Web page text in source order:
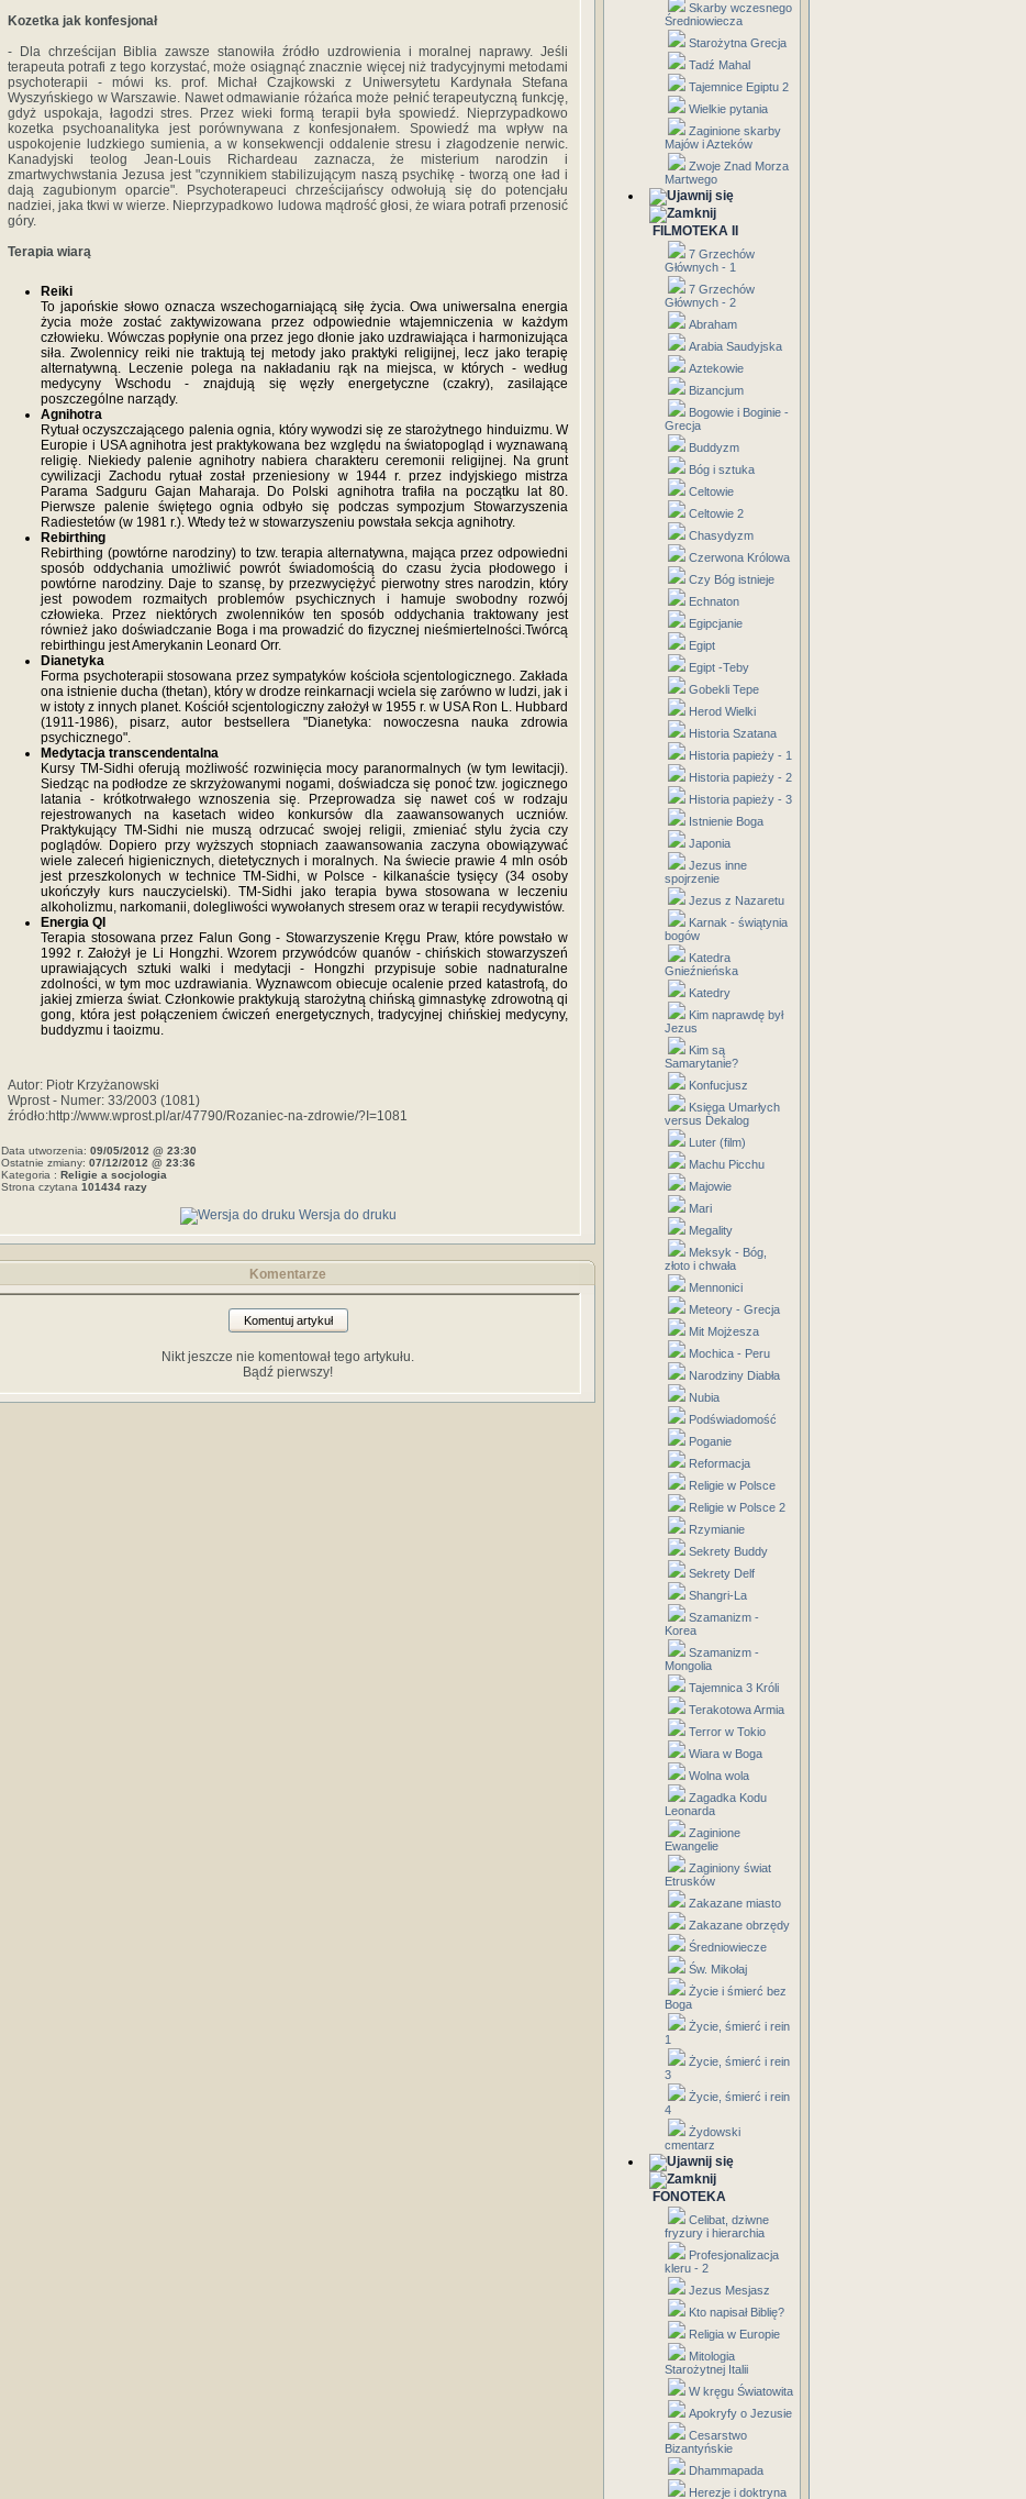
Kozetka jak konfesjonał
- Dla chrześcijan Biblia zawsze stanowiła źródło uzdrowienia i moralnej naprawy. Jeśli
terapeuta potrafi z tego korzystać, może osiągnąć znacznie więcej niż tradycyjnymi metodami
psychoterapii - mówi ks. prof. Michał Czajkowski z Uniwersytetu Kardynała Stefana
Wyszyńskiego w Warszawie. Nawet odmawianie różańca może pełnić terapeutyczną funkcję,
gdyż uspokaja, łagodzi stres. Przez wieki formą terapii była spowiedź. Nieprzypadkowo
kozetka psychoanalityka jest porównywana z konfesjonałem. Spowiedź ma wpływ na
uspokojenie ludzkiego sumienia, a w konsekwencji oddalenie stresu i złagodzenie nerwic.
Kanadyjski teolog Jean-Louis Richardeau zaznacza, że misterium narodzin i
zmartwychwstania Jezusa jest "czynnikiem stabilizującym naszą psychikę - tworzą one ład i
dają zagubionym oparcie". Psychoterapeuci chrześcijańscy odwołują się do potencjału
nadziei, jaka tkwi w wierze. Nieprzypadkowo ludowa mądrość głosi, że wiara potrafi przenosić
góry.
Terapia wiarą
Reiki
To japońskie słowo oznacza wszechogarniającą siłę życia. Owa uniwersalna energia
życia może zostać zaktywizowana przez odpowiednie wtajemniczenia w każdym
człowieku. Wówczas popłynie ona przez jego dłonie jako uzdrawiająca i harmonizująca
siła. Zwolennicy reiki nie traktują tej metody jako praktyki religijnej, lecz jako terapię
alternatywną. Leczenie polega na nakładaniu rąk na miejsca, w których - według
medycyny Wschodu - znajdują się węzły energetyczne (czakry), zasilające
poszczególne narządy.
Agnihotra
Rytuał oczyszczającego palenia ognia, który wywodzi się ze starożytnego hinduizmu. W
Europie i USA agnihotra jest praktykowana bez względu na światopogląd i wyznawaną
religię. Niekiedy palenie agnihotry nabiera charakteru ceremonii religijnej. Na grunt
cywilizacji Zachodu rytuał został przeniesiony w 1944 r. przez indyjskiego mistrza
Parama Sadguru Gajan Maharaja. Do Polski agnihotra trafiła na początku lat 80.
Pierwsze palenie świętego ognia odbyło się podczas sympozjum Stowarzyszenia
Radiestetów (w 1981 r.). Wtedy też w stowarzyszeniu powstała sekcja agnihotry.
Rebirthing
Rebirthing (powtórne narodziny) to tzw. terapia alternatywna, mająca przez odpowiedni
sposób oddychania umożliwić powrót świadomością do czasu życia płodowego i
powtórne narodziny. Daje to szansę, by przezwyciężyć pierwotny stres narodzin, który
jest powodem rozmaitych problemów psychicznych i hamuje swobodny rozwój
człowieka. Przez niektórych zwolenników ten sposób oddychania traktowany jest
również jako doświadczanie Boga i ma prowadzić do fizycznej nieśmiertelności.Twórcą
rebirthingu jest Amerykanin Leonard Orr.
Dianetyka
Forma psychoterapii stosowana przez sympatyków kościoła scjentologicznego. Zakłada
ona istnienie ducha (thetan), który w drodze reinkarnacji wciela się zarówno w ludzi, jak i
w istoty z innych planet. Kościół scjentologiczny założył w 1955 r. w USA Ron L. Hubbard
(1911-1986), pisarz, autor bestsellera "Dianetyka: nowoczesna nauka zdrowia
psychicznego".
Medytacja transcendentalna
Kursy TM-Sidhi oferują możliwość rozwinięcia mocy paranormalnych (w tym lewitacji).
Siedząc na podłodze ze skrzyżowanymi nogami, doświadcza się ponoć tzw. jogicznego
latania - krótkotrwałego wznoszenia się. Przeprowadza się nawet coś w rodzaju
rejestrowanych na kasetach wideo konkursów dla zaawansowanych uczniów.
Praktykujący TM-Sidhi nie muszą odrzucać swojej religii, zmieniać stylu życia czy
poglądów. Dopiero przy wyższych stopniach zaawansowania zaczyna obowiązywać
wiele zaleceń higienicznych, dietetycznych i moralnych. Na świecie prawie 4 mln osób
jest przeszkolonych w technice TM-Sidhi, w Polsce - kilkanaście tysięcy (34 osoby
ukończyły kurs nauczycielski). TM-Sidhi jako terapia bywa stosowana w leczeniu
alkoholizmu, narkomanii, dolegliwości wywołanych stresem oraz w terapii recydywistów.
Energia QI
Terapia stosowana przez Falun Gong - Stowarzyszenie Kręgu Praw, które powstało w
1992 r. Założył je Li Hongzhi. Wzorem przywódców quanów - chińskich stowarzyszeń
uprawiających sztuki walki i medytacji - Hongzhi przypisuje sobie nadnaturalne
zdolności, w tym moc uzdrawiania. Wyznawcom obiecuje ocalenie przed katastrofą, do
jakiej zmierza świat. Członkowie praktykują starożytną chińską gimnastykę zdrowotną qi
gong, która jest połączeniem ćwiczeń energetycznych, tradycyjnej chińskiej medycyny,
buddyzmu i taoizmu.
Autor: Piotr Krzyżanowski
Wprost - Numer: 33/2003 (1081)
źródło:http://www.wprost.pl/ar/47790/Rozaniec-na-zdrowie/?I=1081
Data utworzenia: 09/05/2012 @ 23:30
Ostatnie zmiany: 07/12/2012 @ 23:36
Kategoria : Religie a socjologia
Strona czytana 101434 razy
Wersja do druku
Komentarze
Komentuj artykuł
Nikt jeszcze nie komentował tego artykułu.
Bądź pierwszy!
Skarby wczesnego
Średniowiecza
Starożytna Grecja
Tadź Mahal
Tajemnice Egiptu 2
Wielkie pytania
Zaginione skarby
Majów i Azteków
Zwoje Znad Morza
Martwego
FILMOTEKA II
7 Grzechów
Głównych - 1
7 Grzechów
Głównych - 2
Abraham
Arabia Saudyjska
Aztekowie
Bizancjum
Bogowie i Boginie -
Grecja
Buddyzm
Bóg i sztuka
Celtowie
Celtowie 2
Chasydyzm
Czerwona Królowa
Czy Bóg istnieje
Echnaton
Egipcjanie
Egipt
Egipt -Teby
Gobekli Tepe
Herod Wielki
Historia Szatana
Historia papieży - 1
Historia papieży - 2
Historia papieży - 3
Istnienie Boga
Japonia
Jezus inne
spojrzenie
Jezus z Nazaretu
Karnak - świątynia
bogów
Katedra
Gnieźnieńska
Katedry
Kim naprawdę był
Jezus
Kim są
Samarytanie?
Konfucjusz
Księga Umarłych
versus Dekalog
Luter (film)
Machu Picchu
Majowie
Mari
Megality
Meksyk - Bóg,
złoto i chwała
Mennonici
Meteory - Grecja
Mit Mojżesza
Mochica - Peru
Narodziny Diabła
Nubia
Podświadomość
Poganie
Reformacja
Religie w Polsce
Religie w Polsce 2
Rzymianie
Sekrety Buddy
Sekrety Delf
Shangri-La
Szamanizm -
Korea
Szamanizm -
Mongolia
Tajemnica 3 Króli
Terakotowa Armia
Terror w Tokio
Wiara w Boga
Wolna wola
Zagadka Kodu
Leonarda
Zaginione
Ewangelie
Zaginiony świat
Etrusków
Zakazane miasto
Zakazane obrzędy
Średniowiecze
Św. Mikołaj
Życie i śmierć bez
Boga
Życie, śmierć i rein
1
Życie, śmierć i rein
3
Życie, śmierć i rein
4
Żydowski
cmentarz
FONOTEKA
Celibat, dziwne
fryzury i hierarchia
Profesjonalizacja
kleru - 2
Jezus Mesjasz
Kto napisał Biblię?
Religia w Europie
Mitologia
Starożytnej Italii
W kręgu Światowita
Apokryfy o Jezusie
Cesarstwo
Bizantyńskie
Dhammapada
Herezje i doktryna